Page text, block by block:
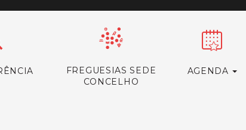
FREGUESIAS SEDE
CONCELHO
AGENDA